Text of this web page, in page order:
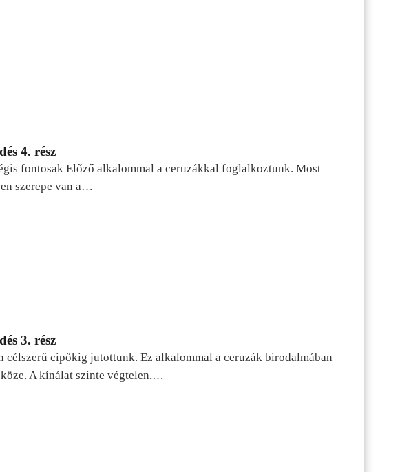
4. rész
fontosak Előző alkalommal a ceruzákkal foglalkoztunk. Most
szerepe van a…
3. rész
cipőkig jutottunk. Ez alkalommal a ceruzák birodalmában
A kínálat szinte végtelen,…